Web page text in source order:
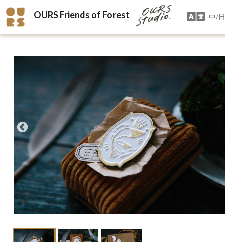
OURS Friends of Forest 中/